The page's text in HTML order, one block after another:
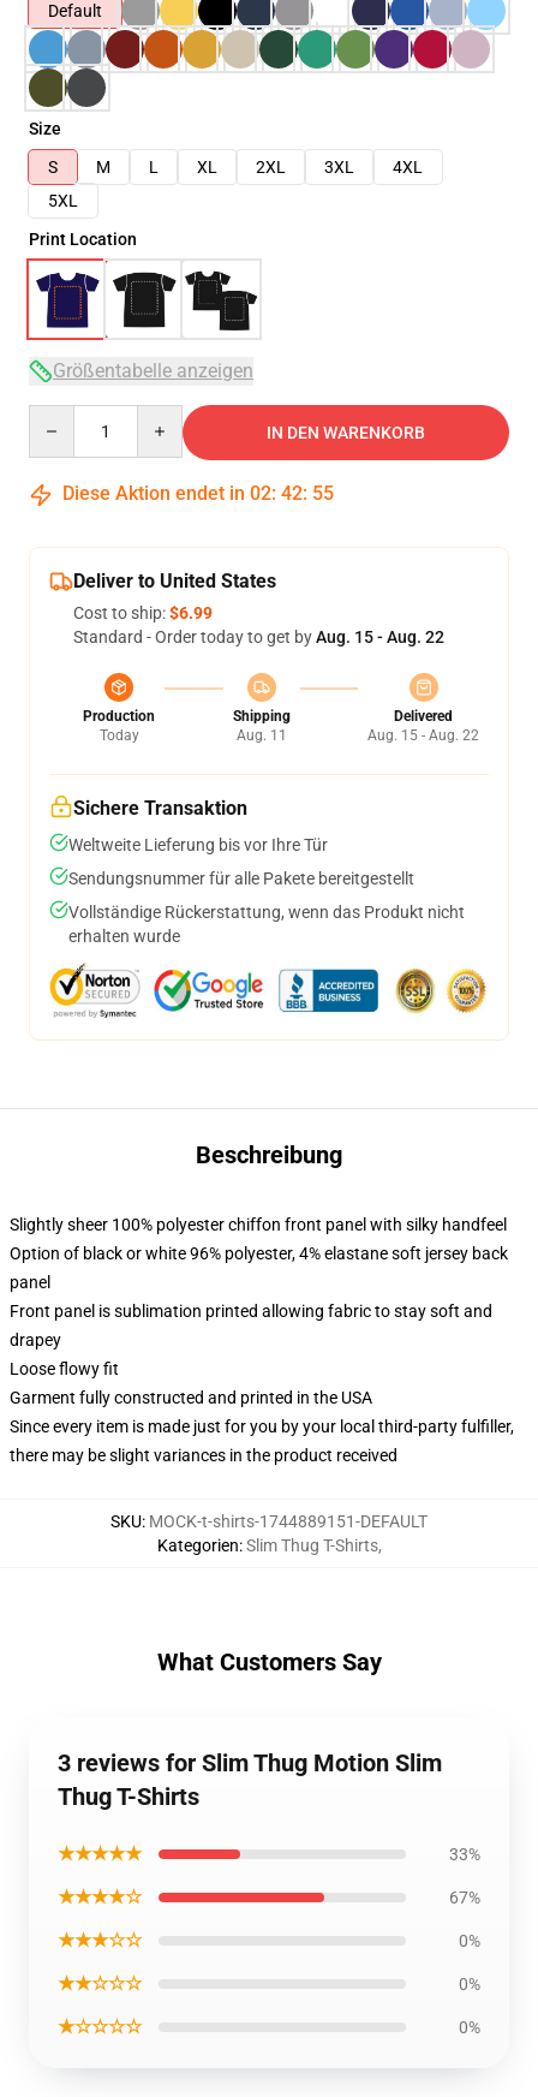
Default
Size
S
M L XL 2XL 3XL
4XL
5XL
Print Location
Größentabelle anzeigen
IN DEN WARENKORB
Diese Aktion endet in 02: 42: 54
Deliver to United States
Cost to ship:$6.99
Standard - Order today to get byAug. 15 - Aug. 22
Production
Today
Shipping
Aug. 11
Delivered
Aug. 15 - Aug. 22
Sichere Transaktion
Weltweite Lieferung bis vor Ihre Tür
Sendungsnummer für alle Pakete bereitgestellt
Vollständige Rückerstattung, wenn das Produkt nicht
erhalten wurde
Beschreibung
Slightly sheer 100% polyester chiffon front panel with silky handfeel
Option of black or white 96% polyester, 4% elastane soft jersey back
panel
Front panel is sublimation printed allowing fabric to stay soft and
drapey
Loose flowy fit
Garment fully constructed and printed in the USA
Since every item is made just for you by your local third-party fulfiller,
there may be slight variances in the product received
SKU: MOCK-t-shirts-1744889151-DEFAULT
Kategorien:Slim Thug T-Shirts,
What Customers Say
3 reviews for Slim Thug Motion Slim
Thug T-Shirts
★★★★★ 33%
★★★★☆ 67%
★★★☆☆ 0%
★★☆☆☆ 0%
★☆☆☆☆ 0%